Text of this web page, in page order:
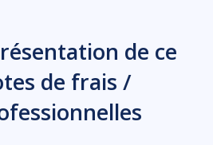
de ce
de frais /